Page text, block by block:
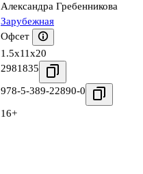
Александра Гребенникова
Зарубежная
Офсет
1.5x11x20
2981835
978-5-389-22890-0
16+